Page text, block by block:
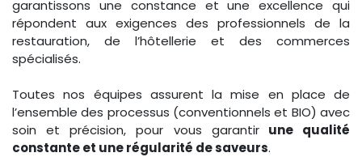
garantissons une constance et une excellence qui
répondent aux exigences des professionnels de la
restauration, de l’hôtellerie et des commerces
spécialisés.
Toutes nos équipes assurent la mise en place de
l’ensemble des processus (conventionnels et BIO) avec
soin et précision, pour vous garantirune qualité
constante et une régularité de saveurs.